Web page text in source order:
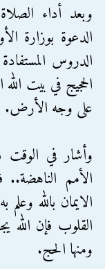
وبعد أداء
الدعوة بوزارة
الدروس
الحجيج في بيت
على وجه الأرض.
وأشار في الوقت
الأمم الناهضة..
الايمان بالله
القلوب فإن
ومنها الحج.